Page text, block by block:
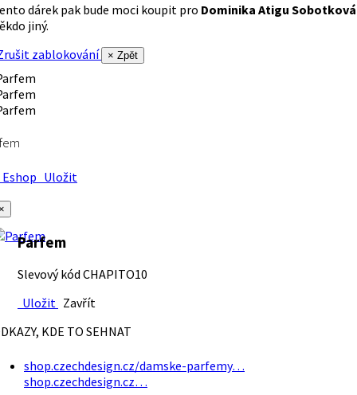
dárek pak bude moci koupit pro Dominika Atigu Sobotková
jiný.
zablokování
× Zpět
Uložit
Parfem
Slevový kód CHAPITO10
Uložit Zavřít
KDE TO SEHNAT
shop.czechdesign.cz/damske-parfemy…
shop.czechdesign.cz…